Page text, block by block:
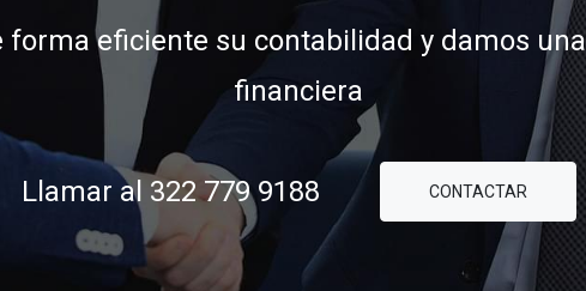
9188
y confianza para ayudarle a
comerciales y financieras.
al 322 779 9188 CONTACTAR